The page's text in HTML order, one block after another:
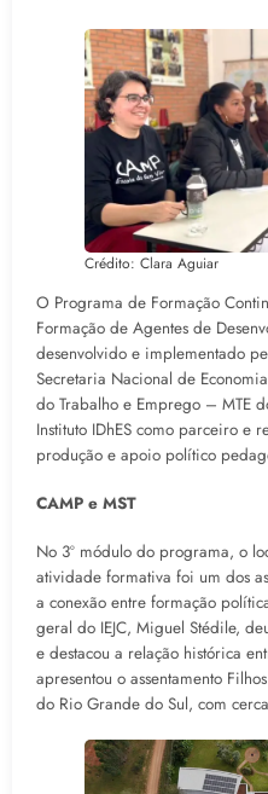
Crédito: Clara Aguiar
O Programa de Formação
Formação de Agentes de
desenvolvido e implementado
Secretaria Nacional de
do Trabalho e Emprego – MTE
Instituto IDhES como parceiro e
produção e apoio político
CAMP e MST
No 3º módulo do programa, o
atividade formativa foi um dos
a conexão entre formação
geral do IEJC, Miguel Stédile,
e destacou a relação histórica
apresentou o assentamento
do Rio Grande do Sul, com